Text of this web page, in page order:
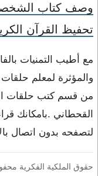
وصف كتاب
تحفيظ القرآن
مع أطيب التمنيات
والمؤثرة لمعلم
من قسم كتب حلقات
القحطاني .بامكانك
لتصفحه بدون اتصال
حقوق الملكية الفكرية